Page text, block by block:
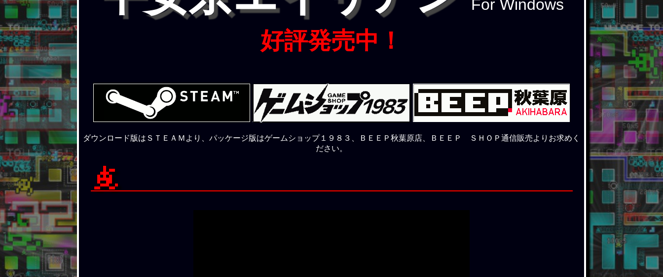
For Windows
好評発売中！
ダウンロード版はＳＴＥＡＭより、パッケージ版はゲームショップ１９８３、ＢＥＥＰ秋葉原店、ＢＥＥＰ ＳＨＯＰ通信販売よりお求めく
ださい。